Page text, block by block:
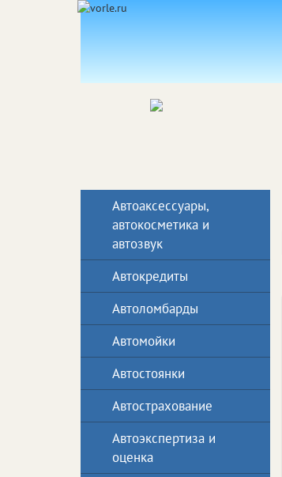
Автоаксессуары,
автокосметика и
автозвук
Автокредиты
Автоломбарды
Автомойки
Автостоянки
Автострахование
Автоэкспертиза и
оценка